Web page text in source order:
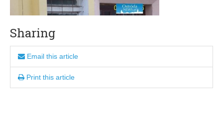
Sharing
Email this article
Print this article